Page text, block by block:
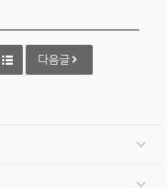
다음글